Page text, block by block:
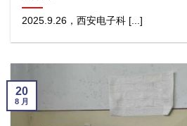
2025.9.26，西安电子科 [...]
20
8 月